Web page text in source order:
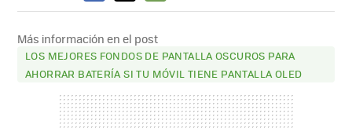
FACEBOOK
X
E-
MAIL
Más información en el post
LOS MEJORES FONDOS DE PANTALLA OSCUROS PARA
AHORRAR BATERÍA SI TU MÓVIL TIENE PANTALLA OLED